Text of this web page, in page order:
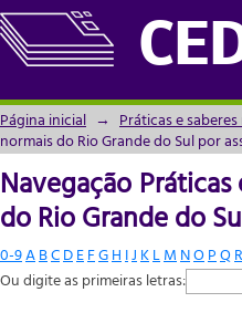
Navegação
assunto "Ata;
Página inicial → Práticas e
normais do Rio Grande do Sul por
Navegação
do Rio Grande do
0-9ABCDEFGH IJ KLM NOPQR
Ou digite as primeiras letras: